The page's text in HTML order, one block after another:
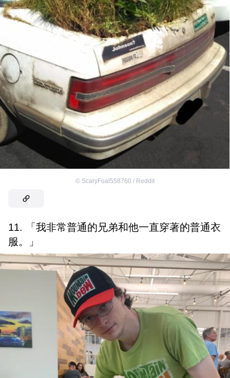
© ScaryFoal558760 / Reddit
11. 「我非常普通的兄弟和他一直穿著的普通衣
服。」